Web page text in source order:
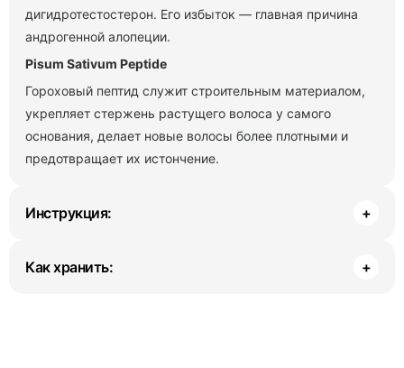
дигидротестостерон. Его избыток — главная причина
андрогенной алопеции.
Pisum Sativum Peptide
Гороховый пептид служит строительным материалом,
укрепляет стержень растущего волоса у самого
основания, делает новые волосы более плотными и
предотвращает их истончение.
Инструкция: +
Как хранить: +